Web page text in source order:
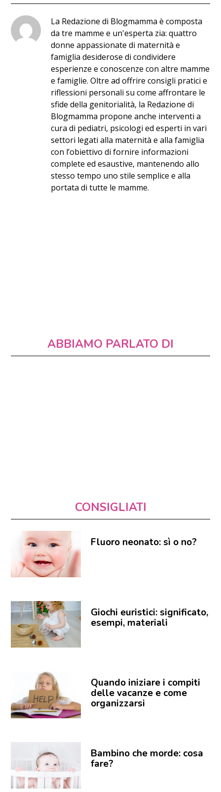
La Redazione di Blogmamma è composta
da tre mamme e un'esperta zia: quattro
donne appassionate di maternità e
famiglia desiderose di condividere
esperienze e conoscenze con altre mamme
e famiglie. Oltre ad offrire consigli pratici e
riflessioni personali su come affrontare le
sfide della genitorialità, la Redazione di
Blogmamma propone anche interventi a
cura di pediatri, psicologi ed esperti in vari
settori legati alla maternità e alla famiglia
con l’obiettivo di fornire informazioni
complete ed esaustive, mantenendo allo
stesso tempo uno stile semplice e alla
portata di tutte le mamme.
ABBIAMO PARLATO DI
CONSIGLIATI
Fluoro neonato: sì o no?
Giochi euristici: significato,
esempi, materiali
Quando iniziare i compiti
delle vacanze e come
organizzarsi
Bambino che morde: cosa
fare?